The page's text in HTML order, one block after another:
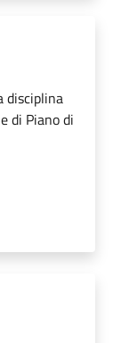
disciplina
di Piano di